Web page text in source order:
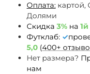
Оплата: картой,
Долями
Скидка 3% на
Футклаб: ✓
5,0 (400+
Нет размера?
нам